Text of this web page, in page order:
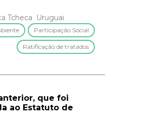
Tcheca Uruguai
Participação Social
Ratificação de tratados
que foi
ao Estatuto de